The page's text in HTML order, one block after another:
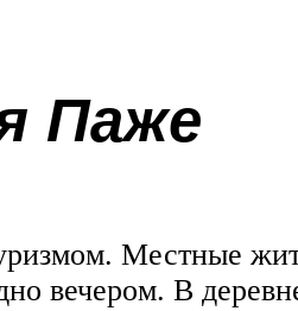
Паже
Местные
вечером. В